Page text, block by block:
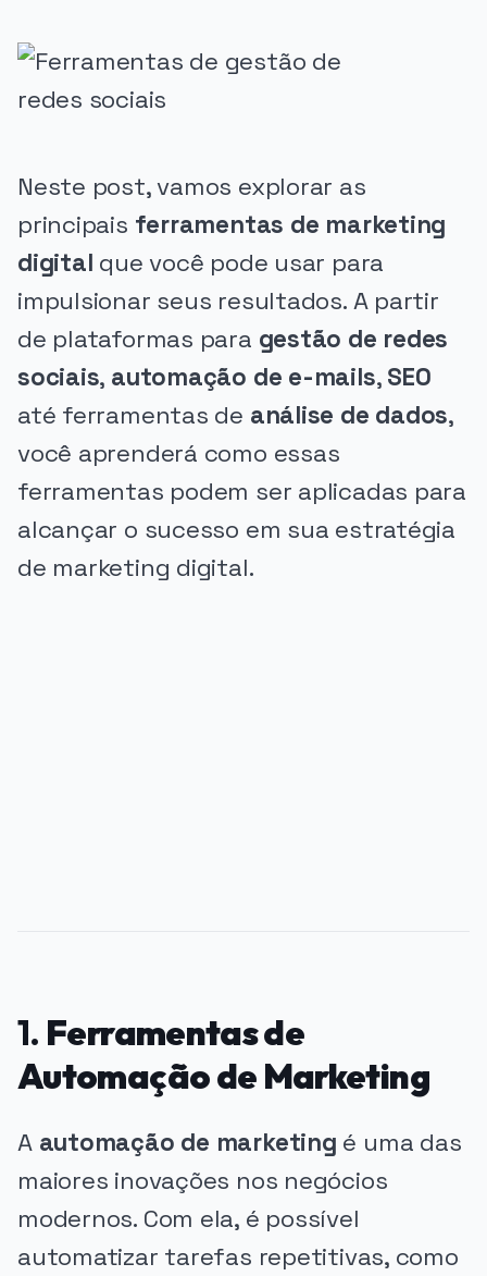
Neste post, vamos explorar as
principais ferramentas de marketing
digital que você pode usar para
impulsionar seus resultados. A partir
de plataformas para gestão de redes
sociais, automação de e-mails, SEO
até ferramentas de análise de dados,
você aprenderá como essas
ferramentas podem ser aplicadas para
alcançar o sucesso em sua estratégia
de marketing digital.
1. Ferramentas de
Automação de Marketing
A automação de marketing é uma das
maiores inovações nos negócios
modernos. Com ela, é possível
automatizar tarefas repetitivas, como